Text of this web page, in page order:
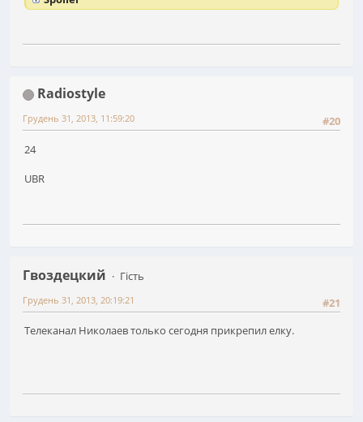
Radiostyle
#20
Грудень 31, 2013, 11:59:20
24
UBR
Гвоздецкий
Гість
#21
Грудень 31, 2013, 20:19:21
Телеканал Николаев только сегодня прикрепил елку.